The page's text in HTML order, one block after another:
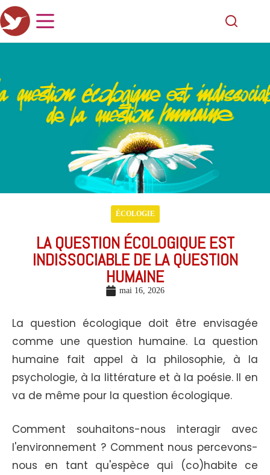
ÉCOLOGIE
LA QUESTION ÉCOLOGIQUE EST
INDISSOCIABLE DE LA QUESTION
HUMAINE
mai 16, 2026
La question écologique doit être envisagée
comme une question humaine. La question
humaine fait appel à la philosophie, à la
psychologie, à la littérature et à la poésie. Il en
va de même pour la question écologique.
Comment souhaitons-nous interagir avec
l'environnement ? Comment nous percevons-
nous en tant qu'espèce qui (co)habite ce